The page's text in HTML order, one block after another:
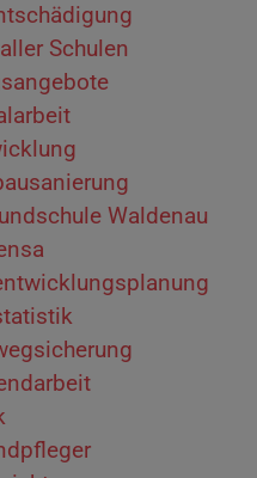
Schulen
Waldenau